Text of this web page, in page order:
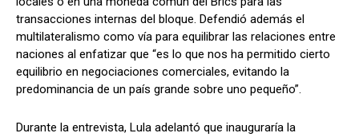
transacciones internas del bloque. Defendió además el
multilateralismo como vía para equilibrar las relaciones entre
naciones al enfatizar que “es lo que nos ha permitido cierto
equilibrio en negociaciones comerciales, evitando la
predominancia de un país grande sobre uno pequeño”.
Durante la entrevista, Lula adelantó que inauguraría la